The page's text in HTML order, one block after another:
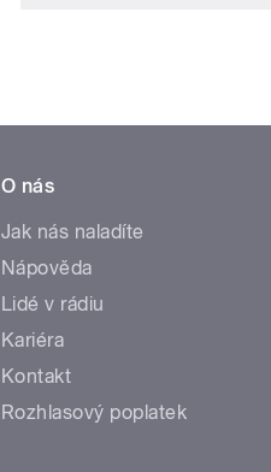
O nás
Jak nás naladíte
Nápověda
Lidé v rádiu
Kariéra
Kontakt
Rozhlasový poplatek